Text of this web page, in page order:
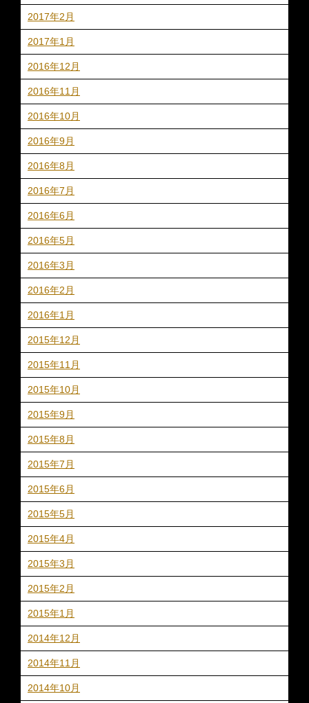
2017年2月
2017年1月
2016年12月
2016年11月
2016年10月
2016年9月
2016年8月
2016年7月
2016年6月
2016年5月
2016年3月
2016年2月
2016年1月
2015年12月
2015年11月
2015年10月
2015年9月
2015年8月
2015年7月
2015年6月
2015年5月
2015年4月
2015年3月
2015年2月
2015年1月
2014年12月
2014年11月
2014年10月